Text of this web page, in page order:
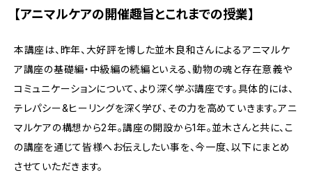
【アニマルケアの開催趣旨とこれまでの授業】
本講座は、昨年、大好評を博した並木良和さんによるアニマルケ
ア講座の基礎編・中級編の続編といえる、動物の魂と存在意義や
コミュニケーションについて、より深く学ぶ講座です。具体的には、
テレパシー&ヒーリングを深く学び、その力を高めていきます。アニ
マルケアの構想から2年。講座の開設から1年。並木さんと共に、こ
の講座を通じて皆様へお伝えしたい事を、今一度、以下にまとめ
させていただきます。